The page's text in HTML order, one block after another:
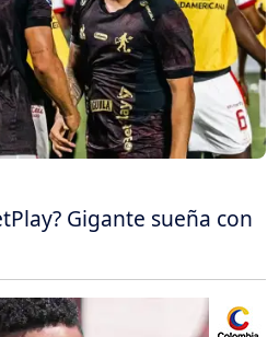
Gigante sueña con